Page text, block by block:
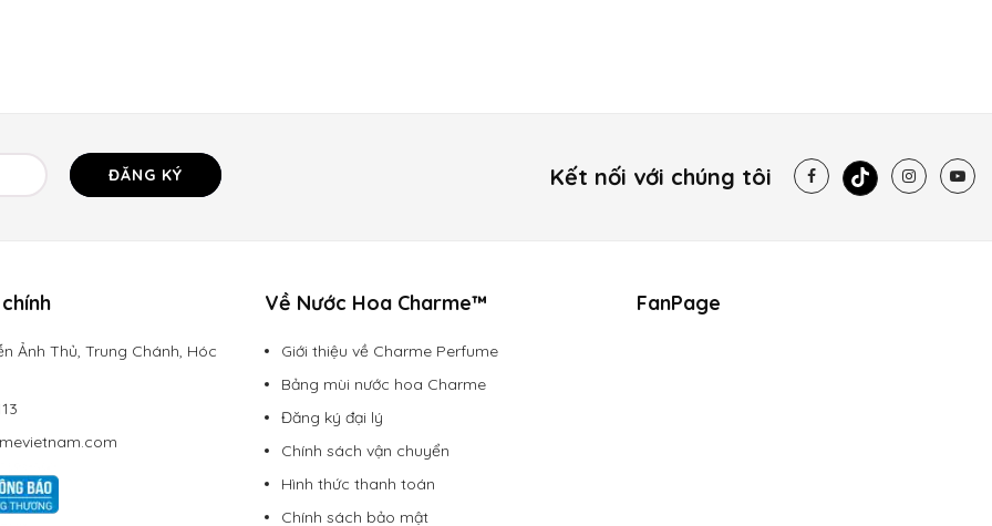
ĐĂNG KÝ Kết nối với chúng tôi
Ảnh Thủ, Trung Chánh, Hóc
Về Nước Hoa Charme™
Giới thiệu về Charme Perfume
Bảng mùi nước hoa Charme
Đăng ký đại lý
Chính sách vận chuyển
Hình thức thanh toán
Chính sách bảo mật
FanPage